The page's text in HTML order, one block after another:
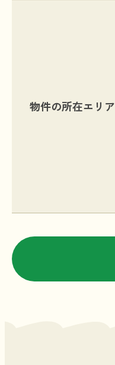
物件の所在エリア